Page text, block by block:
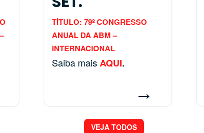
TÍTULO: 79º CONGRESSO
ANUAL DA ABM –
INTERNACIONAL
Saiba maisAQUI.
→
VEJA TODOS